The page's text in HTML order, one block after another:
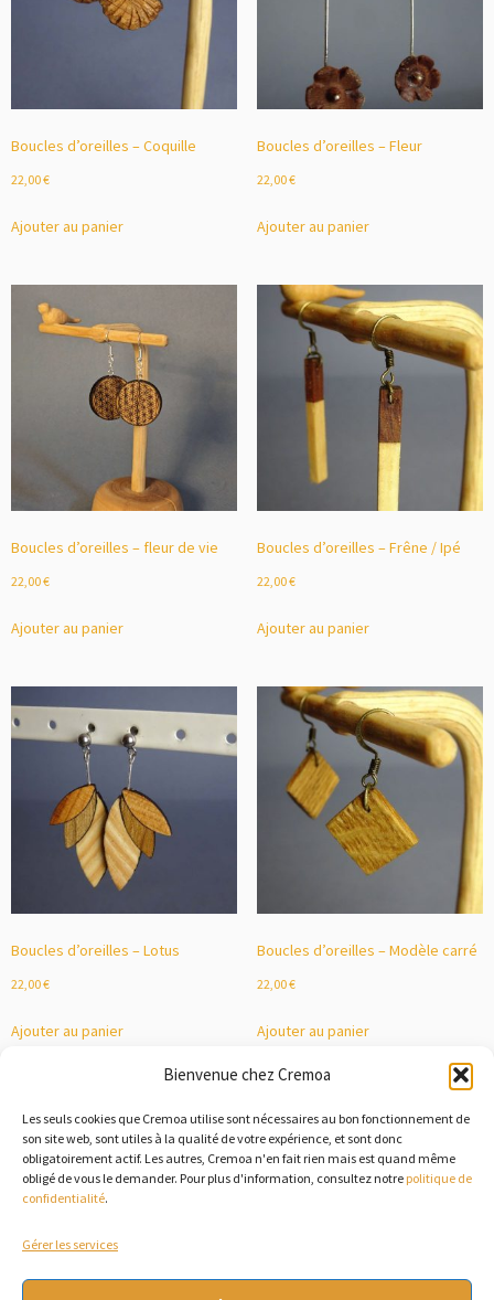
Bienvenue chez Cremoa
Les seuls cookies que Cremoa utilise sont nécessaires au bon fonctionnement de
son site web, sont utiles à la qualité de votre expérience, et sont donc
obligatoirement actif. Les autres, Cremoa n'en fait rien mais est quand même
obligé de vous le demander. Pour plus d'information, consultez notre politique de
confidentialité.
Gérer les services
Boucles d’oreilles – Coquille
22,00€
Ajouter au panier
Boucles d’oreilles – Fleur
22,00€
Ajouter au panier
Boucles d’oreilles – fleur de vie
22,00€
Ajouter au panier
Boucles d’oreilles – Frêne / Ipé
22,00€
Ajouter au panier
Boucles d’oreilles – Lotus
22,00€
Ajouter au panier
Boucles d’oreilles – Modèle carré
22,00€
Ajouter au panier
1 2 3 →